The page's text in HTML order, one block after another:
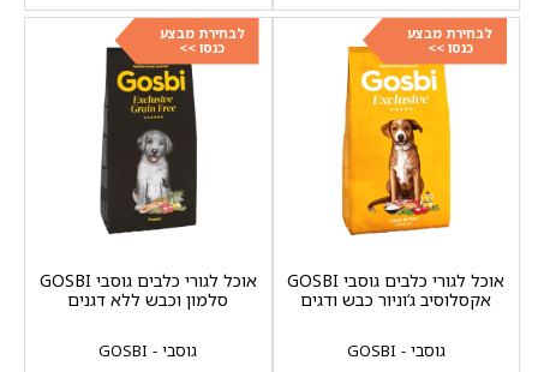
לבחירת מבצע
כנסו >>
גוסבי - GOSBI
אוכל לגורי כלבים גוסבי GOSBI
אקסלוסיב ג‘וניור כבש ודגים
לבחירת מבצע
כנסו >>
גוסבי - GOSBI
אוכל לגורי כלבים גוסבי GOSBI
סלמון וכבש ללא דגנים